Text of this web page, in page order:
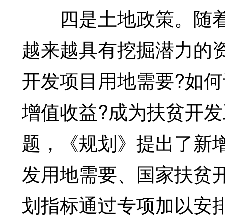
四是土地政策。随
越来越具有挖掘潜力的
开发项目用地需要?如
增值收益?成为扶贫开
题，《规划》提出了新
发用地需要、国家扶贫
划指标通过专项加以安